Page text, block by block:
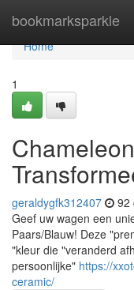
bookmarksparkle
Home
Home
1
geraldygfk312407 92
Geef uw wagen een
Paars/Blauw! Deze
"kleur die "veranderd
persoonlijke" https://
ceramic/